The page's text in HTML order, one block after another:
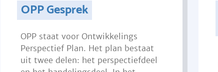
OPP Gesprek
OPP staat voor Ontwikkelings
Perspectief Plan. Het plan bestaat
uit twee delen: het perspectiefdeel